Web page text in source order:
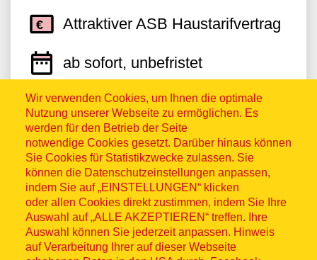
Attraktiver ASB Haustarifvertrag
ab sofort, unbefristet
Jetzt bewerben
Stellvertretende Pflegedienstleitung
(m/w/d) für die ambulante Pflege in
Bad Segeberg und Bad Oldesloe
Wir verwenden Cookies, um Ihnen die optimale
Nutzung unserer Webseite zu ermöglichen. Es
werden für den Betrieb der Seite
notwendige Cookies gesetzt. Darüber hinaus können
Sie Cookies für Statistikzwecke zulassen. Sie
können die Datenschutzeinstellungen anpassen,
indem Sie auf „EINSTELLUNGEN“ klicken
oder allen Cookies direkt zustimmen, indem Sie Ihre
Auswahl auf „ALLE AKZEPTIEREN“ treffen. Ihre
Auswahl können Sie jederzeit anpassen. Hinweis
auf Verarbeitung Ihrer auf dieser Webseite